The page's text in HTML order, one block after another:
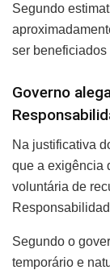
Segundo
ser beneficiados
Governo
Na justificativa
que a exigência
voluntária de
Segundo o
temporário e